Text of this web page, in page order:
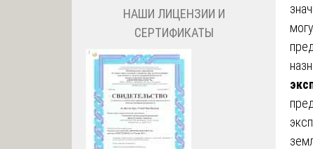
НАШИ ЛИЦЕНЗИИ И
СЕРТИФИКАТЫ